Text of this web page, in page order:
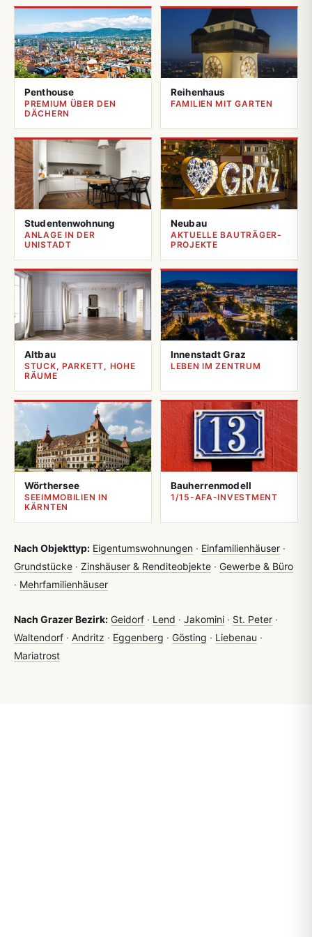
Penthouse
PREMIUM ÜBER DEN
DÄCHERN
Reihenhaus
FAMILIEN MIT GARTEN
Studentenwohnung
ANLAGE IN DER
UNISTADT
Neubau
AKTUELLE BAUTRÄGER-
PROJEKTE
Altbau
STUCK, PARKETT, HOHE
RÄUME
Innenstadt Graz
LEBEN IM ZENTRUM
Wörthersee
SEEIMMOBILIEN IN
KÄRNTEN
Bauherrenmodell
1/15-AFA-INVESTMENT
Nach Objekttyp: Eigentumswohnungen · Einfamilienhäuser ·
Grundstücke · Zinshäuser & Renditeobjekte · Gewerbe & Büro
· Mehrfamilienhäuser
Nach Grazer Bezirk: Geidorf · Lend · Jakomini · St. Peter ·
Waltendorf · Andritz · Eggenberg · Gösting · Liebenau ·
Mariatrost